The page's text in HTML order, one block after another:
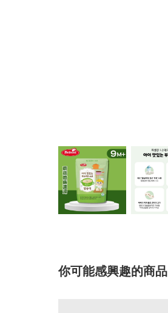
你可能感興趣的商品